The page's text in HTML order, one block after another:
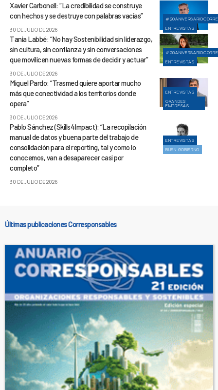
ENTREVISTAS
Xavier Carbonell: “La credibilidad se construye
con hechos y se destruye con palabras vacías”
30 DE JULIO DE 2026
ENTREVISTAS
Tania Labbé: “No hay Sostenibilidad sin liderazgo,
sin cultura, sin confianza y sin conversaciones
que movilicen nuevas formas de decidir y actuar”
30 DE JULIO DE 2026
ENTREVISTAS
GRANDES
EMPRESAS
Miguel Pardo: “Trasmed quiere aportar mucho
más que conectividad a los territorios donde
opera”
30 DE JULIO DE 2026
ENTREVISTAS
BUEN GOBIERNO
Pablo Sánchez (Skills4Impact): “La recopilación
manual de datos y buena parte del trabajo de
consolidación para el reporting, tal y como lo
conocemos, van a desaparecer casi por
completo”
30 DE JULIO DE 2026
Últimas publicaciones Corresponsables